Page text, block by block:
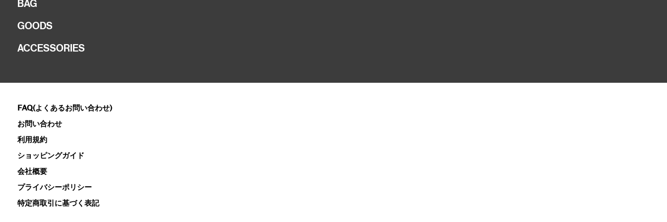
BAG
GOODS
ACCESSORIES
FAQ(よくあるお問い合わせ)
お問い合わせ
利用規約
ショッピングガイド
会社概要
プライバシーポリシー
特定商取引に基づく表記